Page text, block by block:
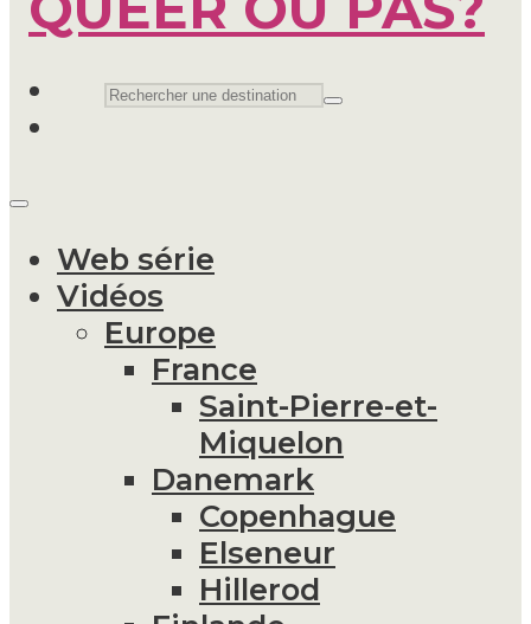
Web série
Vidéos
Europe
France
Saint-Pierre-et-
Miquelon
Danemark
Copenhague
Elseneur
Hillerod